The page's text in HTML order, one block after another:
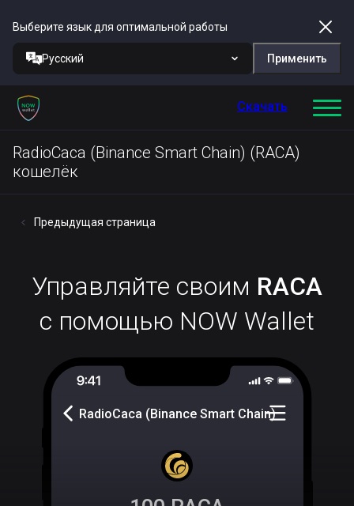
Выберите язык для оптимальной работы
Русский Применить
Скачать
RadioCaca (Binance Smart Chain) (RACA)
кошелёк
Предыдущая страница
Управляйте своим RACA
с помощью NOW Wallet
RadioCaca (Binance Smart Chain)